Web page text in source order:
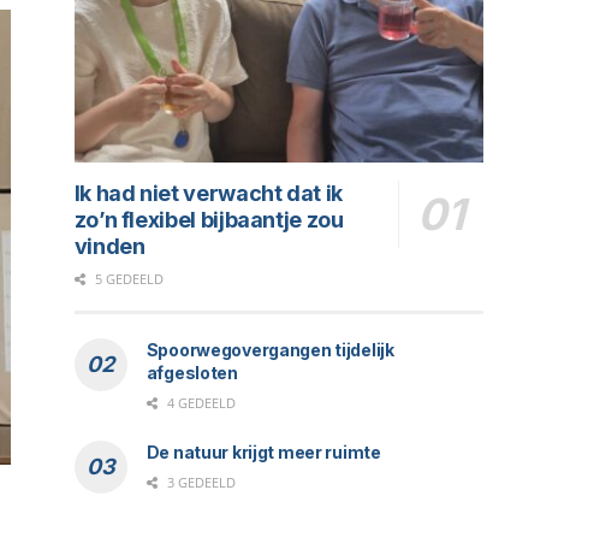
Ik had niet verwacht dat ik
zo’n flexibel bijbaantje zou
vinden
5 GEDEELD
Spoorwegovergangen tijdelijk
afgesloten
4 GEDEELD
De natuur krijgt meer ruimte
3 GEDEELD